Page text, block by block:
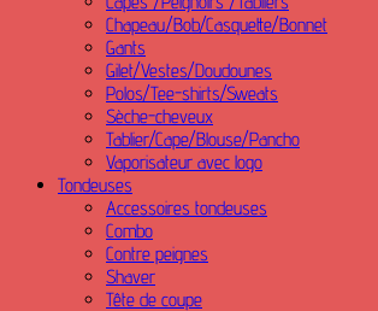
Chapeau/Bob/Casquette/Bonnet
Gants
Gilet/Vestes/Doudounes
Polos/Tee-shirts/Sweats
Sèche-cheveux
Tablier/Cape/Blouse/Pancho
Vaporisateur avec logo
Tondeuses
Accessoires tondeuses
Combo
Contre peignes
Shaver
Tête de coupe